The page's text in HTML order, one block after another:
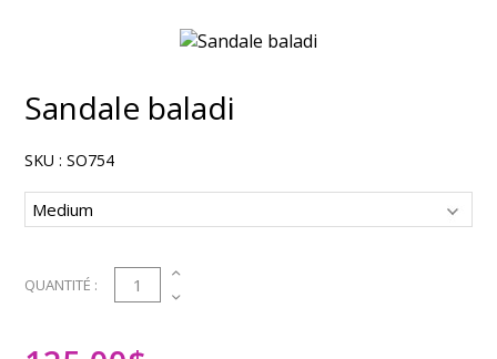
Sandale baladi
SKU :SO754
QUANTITÉ : 1